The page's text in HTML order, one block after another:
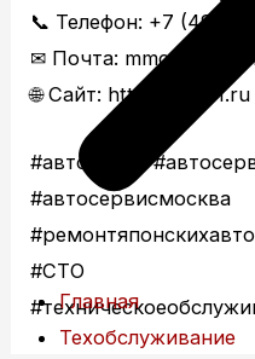
Главная
Техобслуживание
📞 Телефон: +7 (499)
✉ Почта: mmc-
🌐 Сайт: https://avs-1.ru
#авто
#СТО